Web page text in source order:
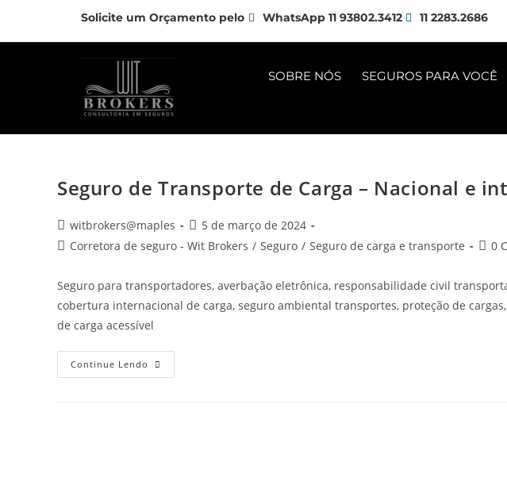
Solicite um Orçamento pelo WhatsApp 11 93802.3412 11 2283.2686
SOBRE NÓS SEGUROS PARA VOCÊ
Seguro de Transporte de Carga – Nacional e
witbrokers@maples
5 de março de 2024
Corretora de seguro - Wit Brokers / Seguro / Seguro de carga e transporte 0
Seguro para transportadores, averbação eletrônica, responsabilidade civil
cobertura internacional de carga, seguro ambiental transportes, proteção de
de carga acessível
Continue Lendo